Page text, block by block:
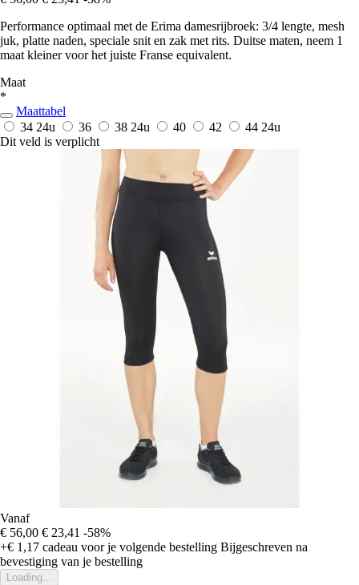
Performance optimaal met de Erima damesrijbroek: 3/4 lengte, mesh
juk, platte naden, speciale snit en zak met rits. Duitse maten, neem 1
maat kleiner voor het juiste Franse equivalent.
Maat
*
Maattabel
34 24u 36 38 24u 40 42 44 24u
Dit veld is verplicht
Vanaf
€ 56,00 € 23,41 -58%
+€ 1,17 cadeau voor je volgende bestelling Bijgeschreven na
bevestiging van je bestelling
Loading...